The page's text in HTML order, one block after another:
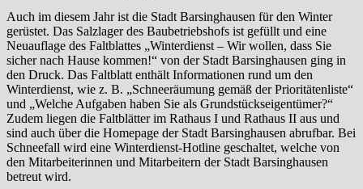
Auch im diesem Jahr ist die Stadt Barsinghausen für den Winter
gerüstet. Das Salzlager des Baubetriebshofs ist gefüllt und eine
Neuauflage des Faltblattes „Winterdienst – Wir wollen, dass Sie
sicher nach Hause kommen!“ von der Stadt Barsinghausen ging in
den Druck. Das Faltblatt enthält Informationen rund um den
Winterdienst, wie z. B. „Schneeräumung gemäß der Prioritätenliste“
und „Welche Aufgaben haben Sie als Grundstückseigentümer?“
Zudem liegen die Faltblätter im Rathaus I und Rathaus II aus und
sind auch über die Homepage der Stadt Barsinghausen abrufbar. Bei
Schneefall wird eine Winterdienst-Hotline geschaltet, welche von
den Mitarbeiterinnen und Mitarbeitern der Stadt Barsinghausen
betreut wird.